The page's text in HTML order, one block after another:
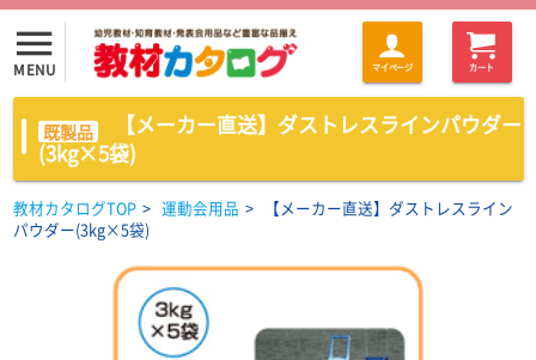
menu
MENU マイページ カート
既製品
【メーカー直送】ダストレスラインパウダー
(3kg×5袋)
教材カタログTOP > 運動会用品 >
【メーカー直送】ダストレスライン
パウダー(3kg×5袋)